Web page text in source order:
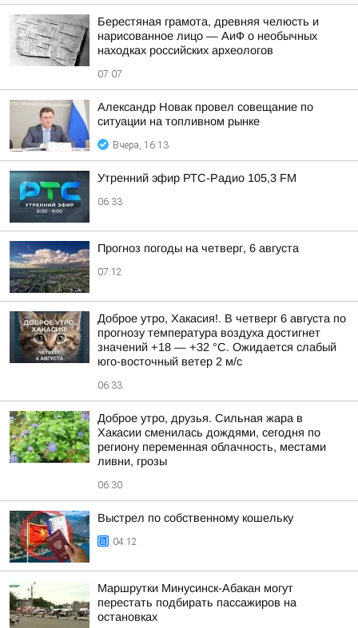
Берестяная грамота, древняя челюсть и
нарисованное лицо — АиФ о необычных
находках российских археологов
07:07
Александр Новак провел совещание по
ситуации на топливном рынке
Вчера, 16:13
Утренний эфир РТС-Радио 105,3 FM
06:33
Прогноз погоды на четверг, 6 августа
07:12
Доброе утро, Хакасия!. В четверг 6 августа по
прогнозу температура воздуха достигнет
значений +18 — +32 °С. Ожидается слабый
юго-восточный ветер 2 м/с
06:33
Доброе утро, друзья. Сильная жара в
Хакасии сменилась дождями, сегодня по
региону переменная облачность, местами
ливни, грозы
06:30
Выстрел по собственному кошельку
04:12
Маршрутки Минусинск-Абакан могут
перестать подбирать пассажиров на
остановках